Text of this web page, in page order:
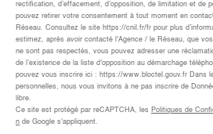
rectification, d’effacement, d’opposition, de limitation et de
pouvez retirer votre consentement à tout moment en
Réseau. Consultez le site https://cnil.fr/fr pour plus
estimez, après avoir contacté l'Agence / le Réseau, que
ne sont pas respectés, vous pouvez adresser une
de l’existence de la liste d'opposition au démarchage
pouvez vous inscrire ici : https://www.bloctel.gouv.fr Dans
personnelles, nous vous invitons à ne pas inscrire de
libre.
Ce site est protégé par reCAPTCHA, les Politiques de
n de Google s'appliquent.